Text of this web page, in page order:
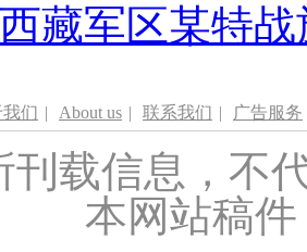
藏军区某特
们 | About us | 联系我们 | 广告服务
刊载信息，不
本网站稿